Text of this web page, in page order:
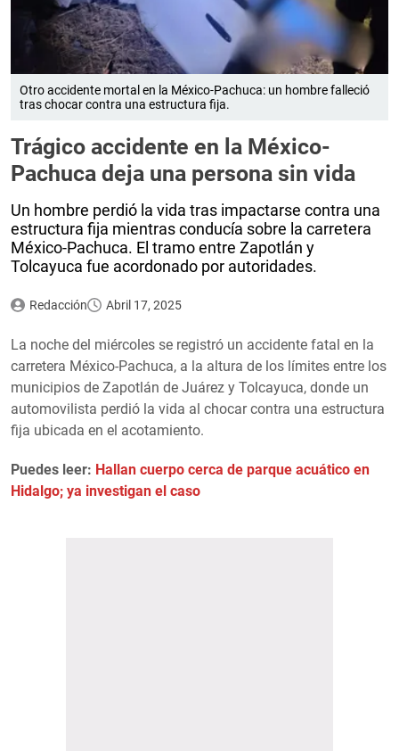
Otro accidente mortal en la México-Pachuca: un hombre falleció
tras chocar contra una estructura fija.
Trágico accidente en la México-
Pachuca deja una persona sin vida
Un hombre perdió la vida tras impactarse contra una
estructura fija mientras conducía sobre la carretera
México-Pachuca. El tramo entre Zapotlán y
Tolcayuca fue acordonado por autoridades.
Redacción Abril 17, 2025
La noche del miércoles se registró un accidente fatal en la
carretera México-Pachuca, a la altura de los límites entre los
municipios de Zapotlán de Juárez y Tolcayuca, donde un
automovilista perdió la vida al chocar contra una estructura
fija ubicada en el acotamiento.
Puedes leer: Hallan cuerpo cerca de parque acuático en
Hidalgo; ya investigan el caso